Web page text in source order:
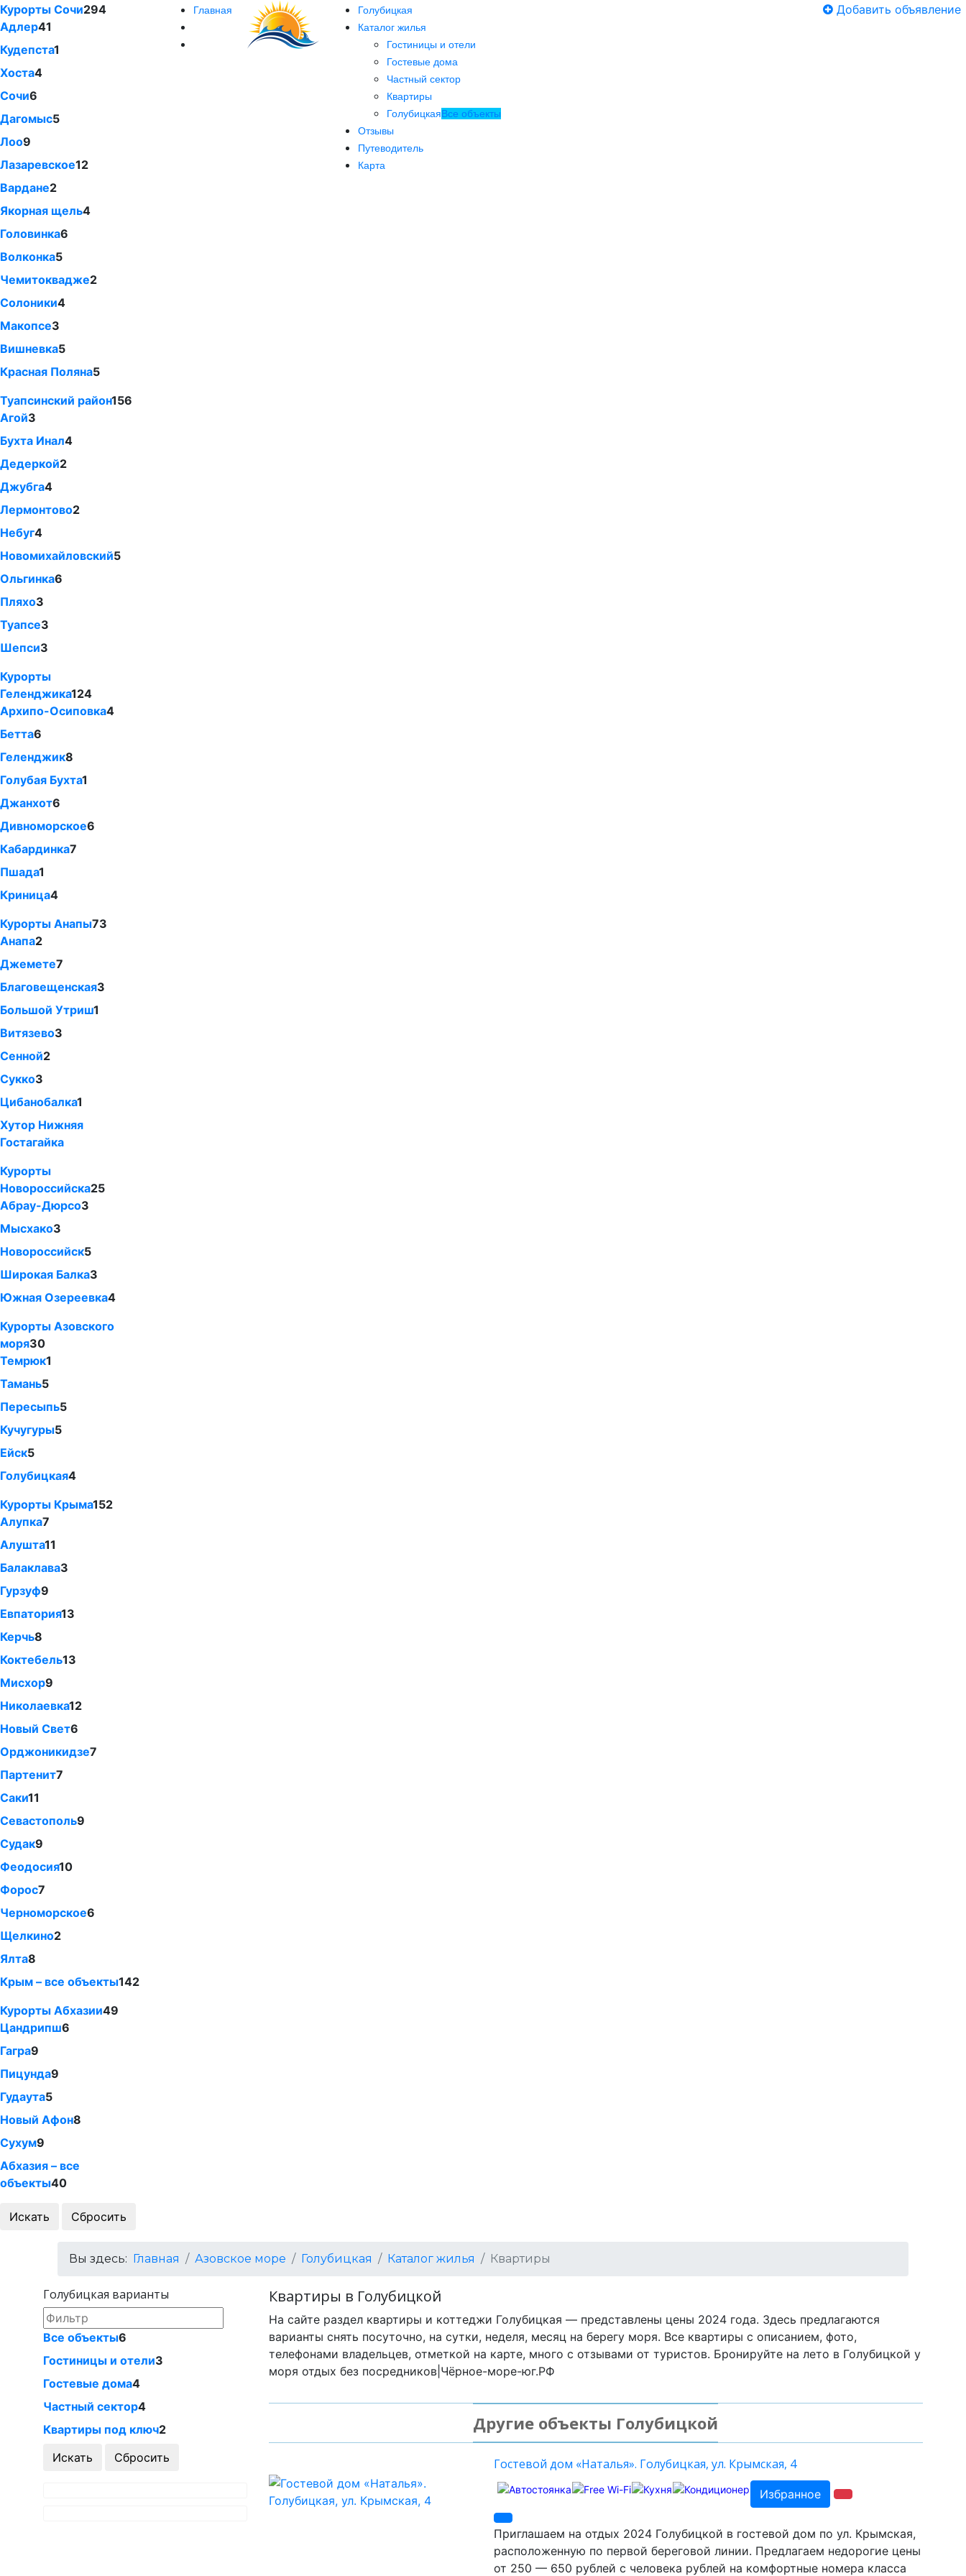
Курорты Сочи294
Адлер41
Кудепста1
Хоста4
Сочи6
Дагомыс5
Лоо9
Лазаревское12
Вардане2
Якорная щель4
Головинка6
Волконка5
Чемитоквадже2
Солоники4
Макопсе3
Вишневка5
Красная Поляна5
Туапсинский район156
Агой3
Бухта Инал4
Дедеркой2
Джубга4
Лермонтово2
Небуг4
Новомихайловский5
Ольгинка6
Пляхо3
Туапсе3
Шепси3
Курорты
Геленджика124
Архипо-Осиповка4
Бетта6
Геленджик8
Голубая Бухта1
Джанхот6
Дивноморское6
Кабардинка7
Пшада1
Криница4
Курорты Анапы73
Анапа2
Джемете7
Благовещенская3
Большой Утриш1
Витязево3
Сенной2
Сукко3
Цибанобалка1
Хутор Нижняя
Гостагайка
Курорты
Новороссийска25
Абрау-Дюрсо3
Мысхако3
Новороссийск5
Широкая Балка3
Южная Озереевка4
Курорты Азовского
моря30
Темрюк1
Тамань5
Пересыпь5
Кучугуры5
Ейск5
Голубицкая4
Курорты Крыма152
Алупка7
Алушта11
Балаклава3
Гурзуф9
Евпатория13
Керчь8
Коктебель13
Мисхор9
Николаевка12
Новый Свет6
Орджоникидзе7
Партенит7
Саки11
Севастополь9
Судак9
Феодосия10
Форос7
Черноморское6
Щелкино2
Ялта8
Крым – все объекты142
Курорты Абхазии49
Цандрипш6
Гагра9
Пицунда9
Гудаута5
Новый Афон8
Сухум9
Абхазия – все
объекты40
Главная
Голубицкая
Каталог жилья
Гостиницы и отели
Гостевые дома
Частный сектор
Квартиры
ГолубицкаяВсе объекты
Отзывы
Путеводитель
Карта
Добавить объявление
Вы здесь: Главная Азовское море Голубицкая Каталог жилья Квартиры
Голубицкая варианты
Все объекты6
Гостиницы и отели3
Гостевые дома4
Частный сектор4
Квартиры под ключ2
Квартиры в Голубицкой
На сайте раздел квартиры и коттеджи Голубицкая — представлены цены 2024 года. Здесь предлагаются
варианты снять посуточно, на сутки, неделя, месяц на берегу моря. Все квартиры с описанием, фото,
телефонами владельцев, отметкой на карте, много с отзывами от туристов. Бронируйте на лето в Голубицкой у
моря отдых без посредников|Чёрное-море-юг.РФ
Другие объекты Голубицкой
Гостевой дом «Наталья». Голубицкая, ул. Крымская, 4
Избранное
Приглашаем на отдых 2024 Голубицкой в гостевой дом по ул. Крымская,
расположенную по первой береговой линии. Предлагаем недорогие цены
от 250 — 650 рублей с человека рублей на комфортные номера класса